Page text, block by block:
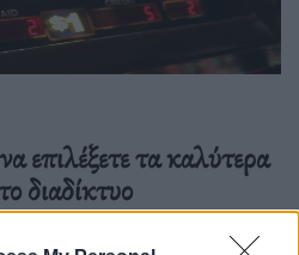
επιλέξετε τα καλύτερα
διαδίκτυο